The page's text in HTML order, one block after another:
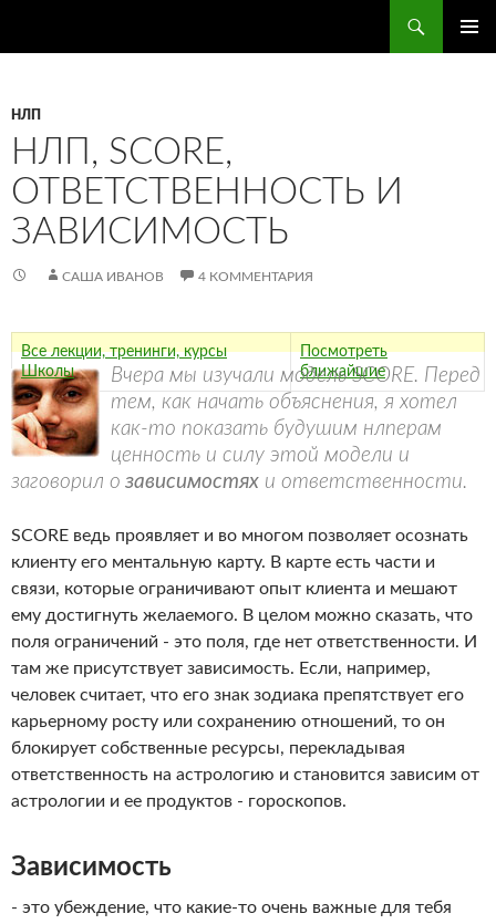
НЛП
НЛП, SCORE,
ОТВЕТСТВЕННОСТЬ И
ЗАВИСИМОСТЬ
САША ИВАНОВ 4 КОММЕНТАРИЯ
Все лекции, тренинги, курсы
Школы
Посмотреть
ближайшие
Вчера мы изучали модель SCORE. Перед
тем, как начать объяснения, я хотел
как-то показать будушим нлперам
ценность и силу этой модели и
заговорил о зависимостях и ответственности.
SCORE ведь проявляет и во многом позволяет осознать
клиенту его ментальную карту. В карте есть части и
связи, которые ограничивают опыт клиента и мешают
ему достигнуть желаемого. В целом можно сказать, что
поля ограничений - это поля, где нет ответственности. И
там же присутствует зависимость. Если, например,
человек считает, что его знак зодиака препятствует его
карьерному росту или сохранению отношений, то он
блокирует собственные ресурсы, перекладывая
ответственность на астрологию и становится зависим от
астрологии и ее продуктов - гороскопов.
Зависимость
- это убеждение, что какие-то очень важные для тебя